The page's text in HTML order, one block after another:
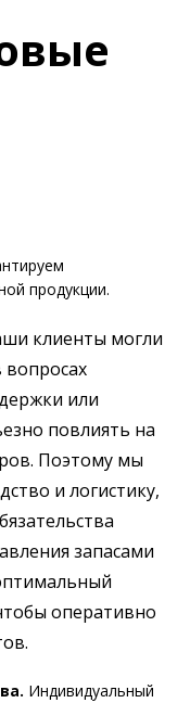
продукции.
клиенты могли
или
повлиять на
Поэтому мы
и логистику,
запасами
оперативно
Индивидуальный